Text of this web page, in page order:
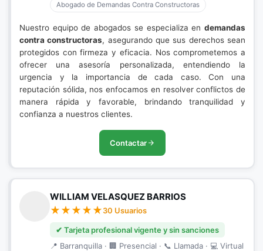
Abogado de Demandas Contra Constructoras
Nuestro equipo de abogados se especializa en demandas
contra constructoras, asegurando que sus derechos sean
protegidos con firmeza y eficacia. Nos comprometemos a
ofrecer una asesoría personalizada, entendiendo la
urgencia y la importancia de cada caso. Con una
reputación sólida, nos enfocamos en resolver conflictos de
manera rápida y favorable, brindando tranquilidad y
confianza a nuestros clientes.
Contactar
WILLIAM VELASQUEZ BARRIOS
30 Usuarios
✔ Tarjeta profesional vigente y sin sanciones
📍 Barranquilla · 🏢 Presencial · 📞 Llamada · 💻 Virtual